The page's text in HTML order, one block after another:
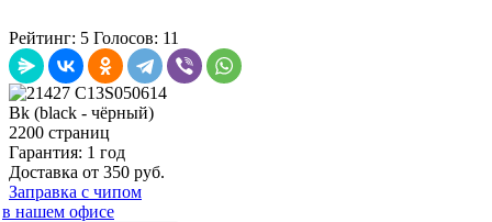
Рейтинг: 5 Голосов: 11
Bk (black - чёрный)
2200 страниц
Гарантия: 1 год
Доставка от 350 руб.
Заправка с чипом
в нашем офисе